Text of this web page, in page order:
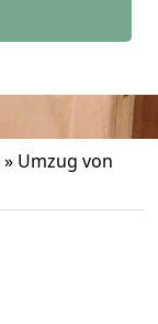
» Umzug von